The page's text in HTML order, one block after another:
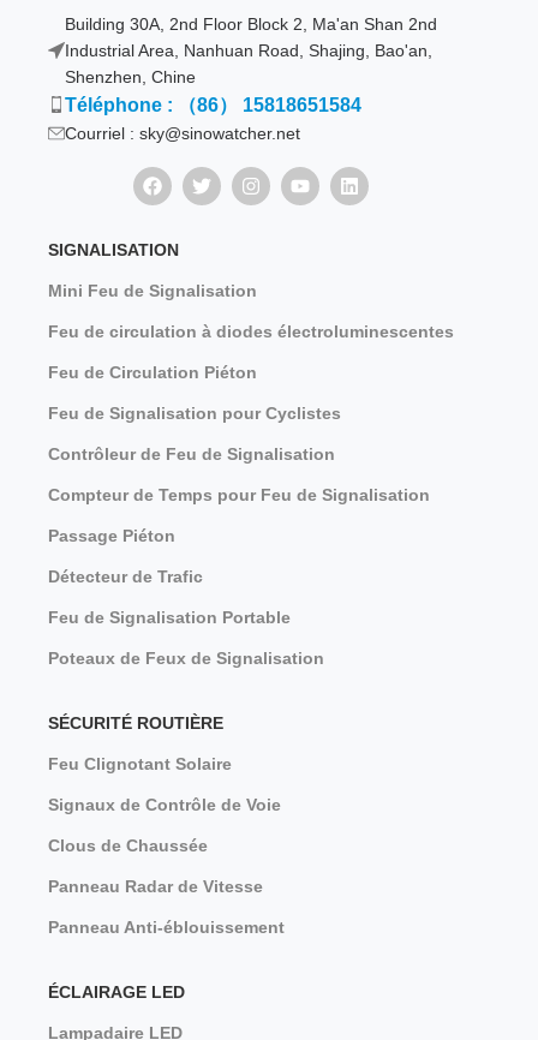
Building 30A, 2nd Floor Block 2, Ma'an Shan 2nd
Industrial Area, Nanhuan Road, Shajing, Bao'an,
Shenzhen, Chine
Téléphone : （86） 15818651584
Courriel : sky@sinowatcher.net
SIGNALISATION
Mini Feu de Signalisation
Feu de circulation à diodes électroluminescentes
Feu de Circulation Piéton
Feu de Signalisation pour Cyclistes
Contrôleur de Feu de Signalisation
Compteur de Temps pour Feu de Signalisation
Passage Piéton
Détecteur de Trafic
Feu de Signalisation Portable
Poteaux de Feux de Signalisation
SÉCURITÉ ROUTIÈRE
Feu Clignotant Solaire
Signaux de Contrôle de Voie
Clous de Chaussée
Panneau Radar de Vitesse
Panneau Anti-éblouissement
ÉCLAIRAGE LED
Lampadaire LED